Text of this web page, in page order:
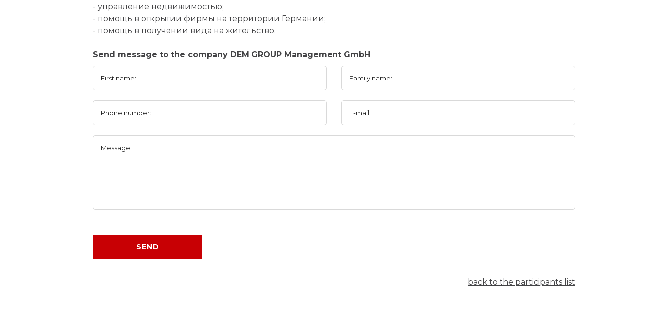
- управление недвижимостью;
- помощь в открытии фирмы на территории Германии;
- помощь в получении вида на жительство.
Send message to the company DEM GROUP Management GmbH
First name: Family name:
Phone number: E-mail:
Message:
SEND
back to the participants list